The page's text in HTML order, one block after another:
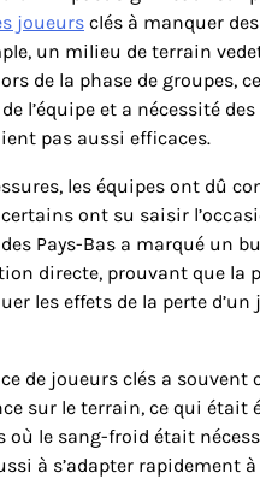
joueurs clés à manquer
un milieu de terrain
de la phase de groupes,
l’équipe et a nécessité
pas aussi efficaces.
les équipes ont dû
ont su saisir
Pays-Bas a marqué un
directe, prouvant que la
les effets de la perte d’un
de joueurs clés a
sur le terrain, ce qui était
où le sang-froid était
à s’adapter rapidement à